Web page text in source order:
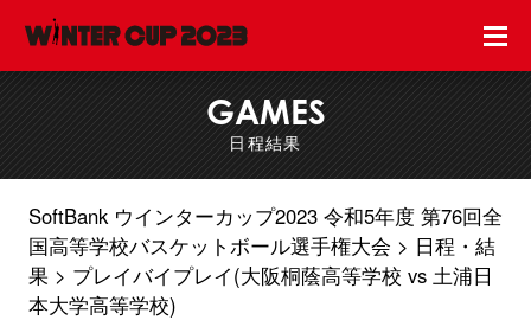
GAMES
日程結果
SoftBank ウインターカップ2023 令和5年度 第76回全
国高等学校バスケットボール選手権大会
日程・結
果
プレイバイプレイ(大阪桐蔭高等学校 vs 土浦日
本大学高等学校)